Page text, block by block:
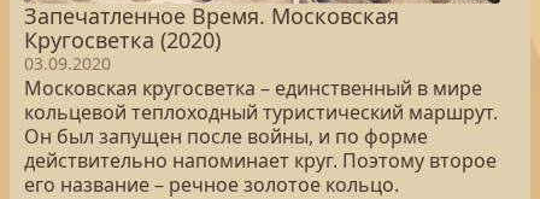
Запечатленное Время. Московская
Кругосветка (2020)
03.09.2020
Московская кругосветка – единственный в мире
кольцевой теплоходный туристический маршрут.
Он был запущен после войны, и по форме
действительно напоминает круг. Поэтому второе
его название – речное золотое кольцо.